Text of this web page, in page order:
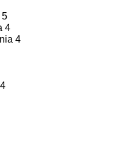
5
4
4